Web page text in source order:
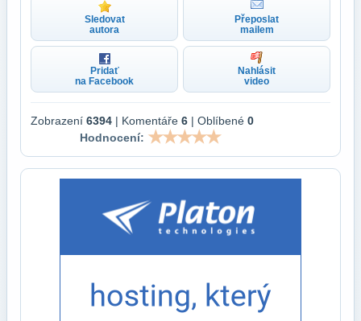
Sledovat
autora
Přeposlat
mailem
Pridať
na Facebook
Nahlásit
video
Zobrazení 6394 | Komentáře 6 | Oblíbené 0
Hodnocení: